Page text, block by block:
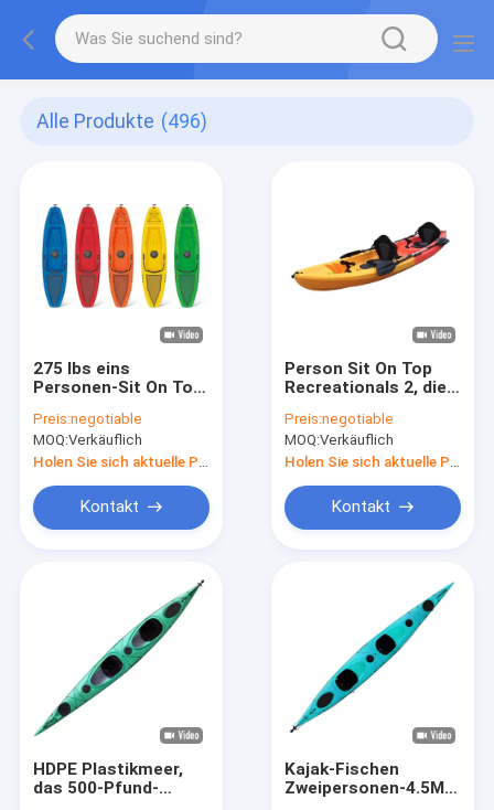
Alle Produkte (496)
275 lbs eins
Personen-Sit On Top
Plastikeinzelsitz
Fischen-Kajak-
Preis:negotiable
MOQ:Verkäuflich
Kontakt
Person Sit On Top
Recreationals 2, die
Preis:negotiable
MOQ:Verkäuflich
Kontakt
HDPE Plastikmeer,
das 500-Pfund-
Kajak-Fischen
Zweipersonen-4.5MM